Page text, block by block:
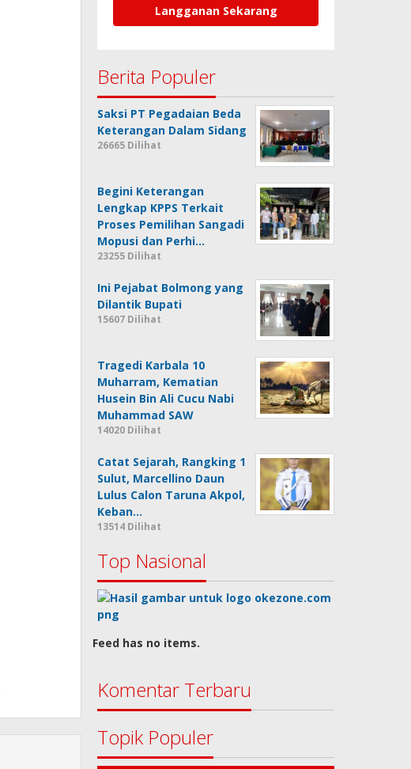
Berita Populer
Saksi PT Pegadaian Beda
Keterangan Dalam Sidang
26665 Dilihat
Begini Keterangan
Lengkap KPPS Terkait
Proses Pemilihan Sangadi
Mopusi dan Perhi…
23255 Dilihat
Ini Pejabat Bolmong yang
Dilantik Bupati
15607 Dilihat
Tragedi Karbala 10
Muharram, Kematian
Husein Bin Ali Cucu Nabi
Muhammad SAW
14020 Dilihat
Catat Sejarah, Rangking 1
Sulut, Marcellino Daun
Lulus Calon Taruna Akpol,
Keban…
13514 Dilihat
Top Nasional
Feed has no items.
Komentar Terbaru
Topik Populer